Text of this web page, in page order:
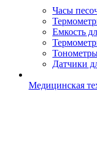
Часы
Емкость
Датчики
Медицинская